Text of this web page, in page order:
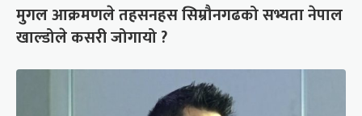
मुगल आक्रमणले तहसनहस सिम्रौनगढको सभ्यता नेपाल
खाल्डोले कसरी जोगायो ?